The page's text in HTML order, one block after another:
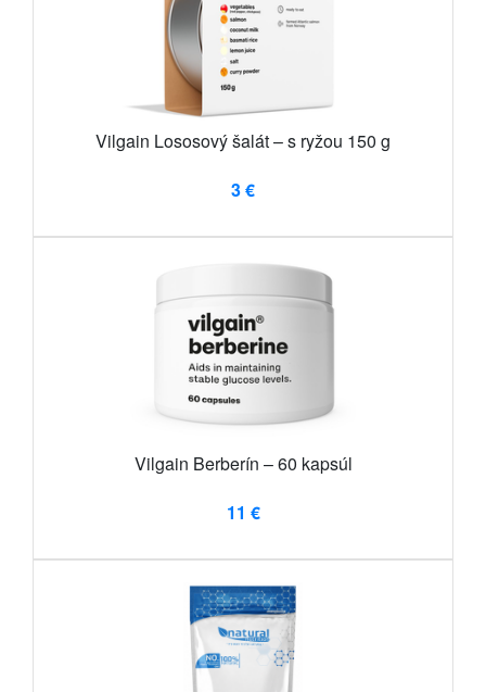
Vilgain Lososový šalát – s ryžou 150 g
3 €
Vilgain Berberín – 60 kapsúl
11 €